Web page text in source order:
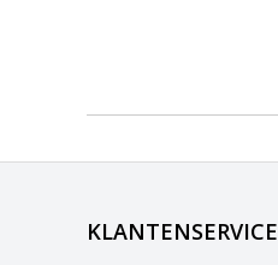
KLANTENSERVICE